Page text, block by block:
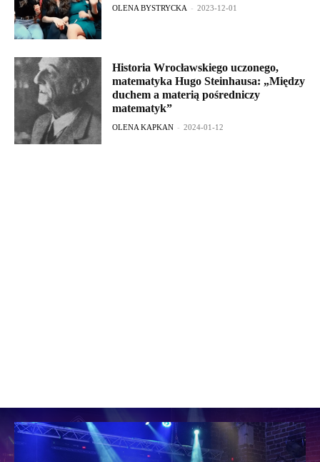
OLENA BYSTRYCKA - 2023-12-01
Historia Wrocławskiego uczonego,
matematyka Hugo Steinhausa: „Między
duchem a materią pośredniczy
matematyk”
OLENA KAPKAN - 2024-01-12